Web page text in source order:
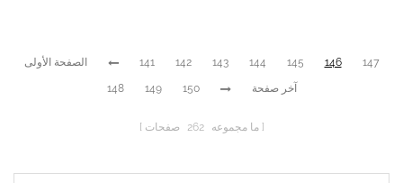
الصفحة الأولى 141 142 143 144 145 146 147
148 149 150 آخر صفحة
ما مجموعه 262 صفحات